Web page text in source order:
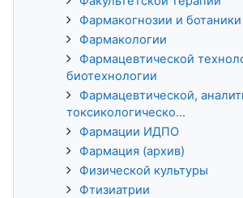
Фармакогнозии и ботаники
Фармакологии
Фармацевтической
биотехнологии
Фармацевтической,
токсикологическо...
Фармации ИДПО
Фармация (архив)
Физической культуры
Фтизиатрии